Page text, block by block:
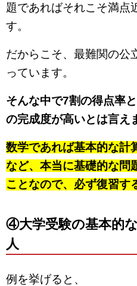
題であればそれこそ満点
す。
だからこそ、最難関の公
っています。
そんな中で7割の得点率
の完成度が高いとは言え
数学であれば基本的な計
など、本当に基礎的な問
ことなので、必ず復習す
④大学受験の基本的
人
例を挙げると、